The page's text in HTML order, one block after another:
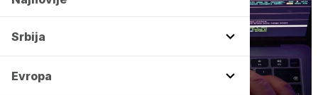
Srbija
Evropa